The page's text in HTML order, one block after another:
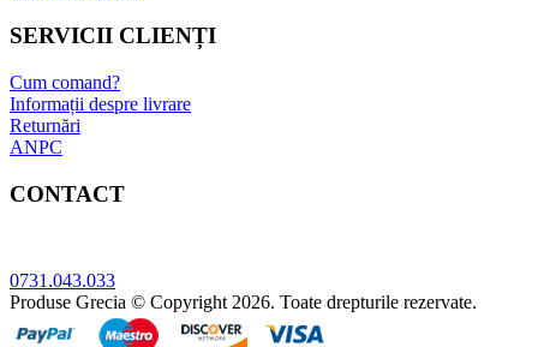
SERVICII CLIENȚI
Cum comand?
Informații despre livrare
Returnări
ANPC
CONTACT
0731.043.033
Produse Grecia © Copyright 2026. Toate drepturile rezervate.